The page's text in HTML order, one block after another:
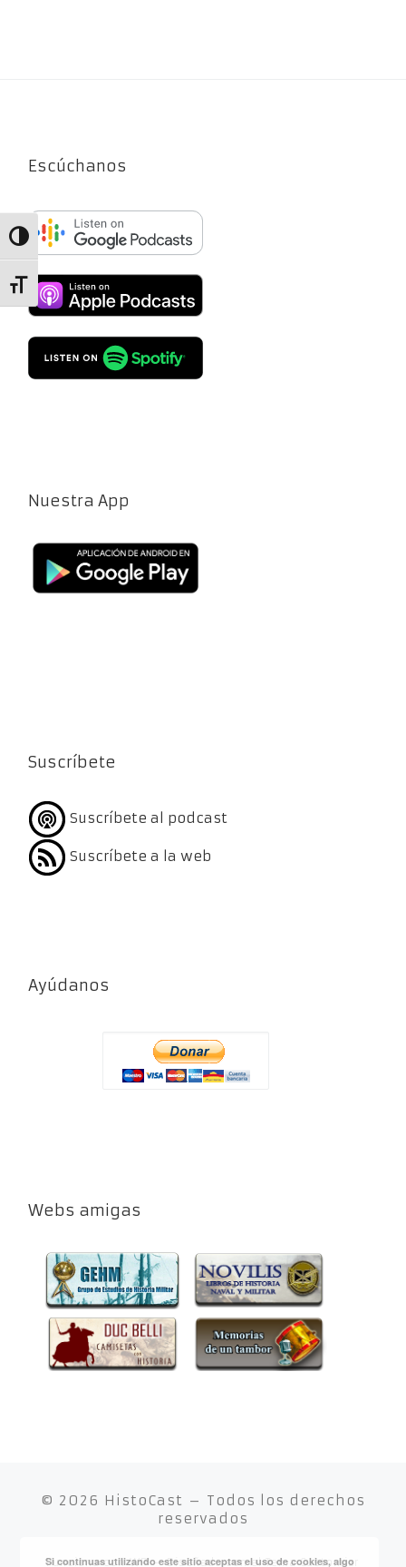
Alternar alto contraste
Alternar tamaño de letra
Escúchanos
Nuestra App
Suscríbete
Suscríbete al podcast
Suscríbete a la web
Ayúdanos
Webs amigas
© 2026 HistoCast – Todos los derechos
reservados
Funciona conWP– Diseñado con elTema Customizr
Si continuas utilizando este sitio aceptas el uso de cookies, algo